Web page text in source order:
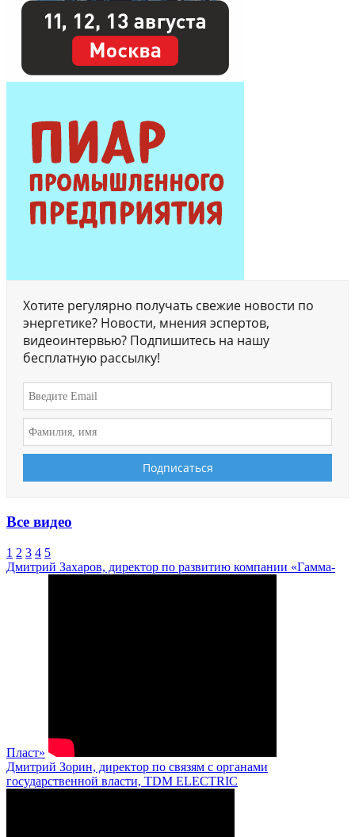
Хотите регулярно получать свежие новости по
энергетике? Новости, мнения эспертов,
видеоинтервью? Подпишитесь на нашу
бесплатную рассылку!
Все видео
1 2 3 4 5
Дмитрий Захаров, директор по развитию компании «Гамма-
Пласт»
Дмитрий Зорин, директор по связям с органами
государственной власти, TDM ELECTRIC